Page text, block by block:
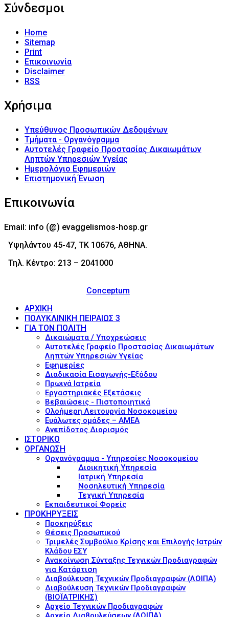
Σύνδεσμοι
Home
Sitemap
Print
Επικοινωνία
Disclaimer
RSS
Χρήσιμα
Υπεύθυνος Προσωπικών Δεδομένων
Τμήματα - Οργανόγραμμα
Αυτοτελές Γραφείο Προστασίας Δικαιωμάτων
Ληπτών Υπηρεσιών Υγείας
Ημερολόγιο Εφημεριών
Επιστημονική Ένωση
Επικοινωνία
Email: info (@) evaggelismos-hosp.gr
Υψηλάντου 45-47, ΤΚ 10676, ΑΘΗΝΑ.
Τηλ. Κέντρο: 213 – 2041000
Conceptum
ΑΡΧΙΚΗ
ΠΟΛΥΚΛΙΝΙΚΗ ΠΕΙΡΑΙΩΣ 3
ΓΙΑ ΤΟΝ ΠΟΛΙΤΗ
Δικαιώματα / Υποχρεώσεις
Αυτοτελές Γραφείο Προστασίας Δικαιωμάτων
Ληπτών Υπηρεσιών Υγείας
Εφημερίες
Διαδικασία Εισαγωγής-Εξόδου
Πρωινά Ιατρεία
Εργαστηριακές Εξετάσεις
Βεβαιώσεις - Πιστοποιητικά
Ολοήμερη Λειτουργία Νοσοκομείου
Ευάλωτες ομάδες – ΑΜΕΑ
Ανεπίδοτος Διορισμός
ΙΣΤΟΡΙΚΟ
ΟΡΓΑΝΩΣΗ
Οργανόγραμμα - Υπηρεσίες Νοσοκομείου
Διοικητική Υπηρεσία
Ιατρική Υπηρεσία
Νοσηλευτική Υπηρεσία
Τεχνική Υπηρεσία
Εκπαιδευτικοί Φορείς
ΠΡΟΚΗΡΥΞΕΙΣ
Προκηρύξεις
Θέσεις Προσωπικού
Τριμελές Συμβούλιο Κρίσης και Επιλογής Ιατρών
Κλάδου ΕΣΥ
Ανακοίνωση Σύνταξης Τεχνικών Προδιαγραφών
για Κατάρτιση
Διαβούλευση Τεχνικών Προδιαγραφών (ΛΟΙΠΑ)
Διαβούλευση Τεχνικών Προδιαγραφών
(ΒΙΟΪΑΤΡΙΚΗΣ)
Αρχείο Τεχνικών Προδιαγραφών